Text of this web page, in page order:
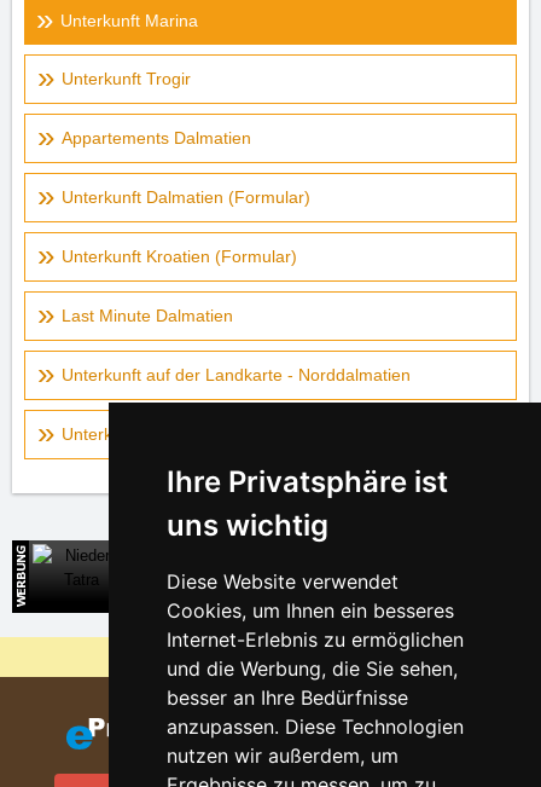
Ihre Privatsphäre ist
uns wichtig
Diese Website verwendet
Cookies, um Ihnen ein besseres
Internet-Erlebnis zu ermöglichen
und die Werbung, die Sie sehen,
besser an Ihre Bedürfnisse
anzupassen. Diese Technologien
nutzen wir außerdem, um
Unterkunft Marina
Unterkunft Trogir
Appartements Dalmatien
Unterkunft Dalmatien (Formular)
Unterkunft Kroatien (Formular)
Last Minute Dalmatien
Unterkunft auf der Landkarte - Norddalmatien
Unterkunft auf der Landkarte - Mitteldalmatien
Direkte Kontakte auf die Unterkunft in der Slowakei
Warum sind unsere Server am billigsten?